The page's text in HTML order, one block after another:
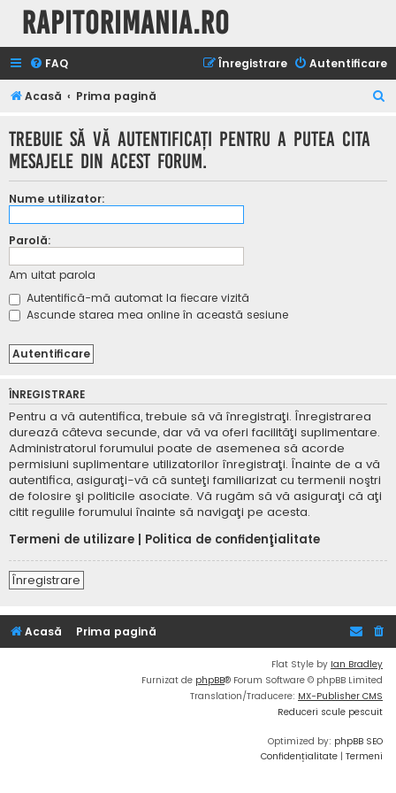
Rapitorimania.ro
FAQ Autentificare
Înregistrare
Acasă Prima pagină
Trebuie să vă autentificaţi pentru a putea cita
mesajele din acest forum.
Nume utilizator:
Parolă:
Am uitat parola
Autentifică-mă automat la fiecare vizită
Ascunde starea mea online în această sesiune
ÎNREGISTRARE
Pentru a vă autentifica, trebuie să vă înregistraţi. Înregistrarea
durează câteva secunde, dar vă va oferi facilităţi suplimentare.
Administratorul forumului poate de asemenea să acorde
permisiuni suplimentare utilizatorilor înregistraţi. Înainte de a vă
autentifica, asiguraţi-vă că sunteţi familiarizat cu termenii noştri
de folosire şi politicile asociate. Vă rugăm să vă asiguraţi că aţi
citit regulile forumului înainte să navigaţi pe acesta.
Termeni de utilizare
Politica de confidenţialitate
Înregistrare
Acasă Prima pagină
Flat Style by Ian Bradley
Furnizat de phpBB® Forum Software © phpBB Limited
Translation/Traducere: MX-Publisher CMS
Reduceri scule pescuit
Optimized by: phpBB SEO
Confidențialitate | Termeni